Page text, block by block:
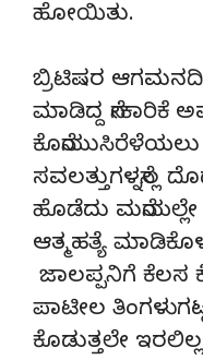
ಹೋಯಿತು.
ಬ್ರಿಟಿಷರ
ಮಾಡಿದ್ದ ನೇಕಾರಿಕೆ
ಕೊನೆಯುಸಿರೆಳೆಯಲು
ಸವಲತ್ತುಗಳನ್ನೆಲ್ಲ
ಹೊಡೆದು ಮನೆಯಲ್ಲೇ
ಆತ್ಮಹತ್ಯೆ
ಜಾಲಪ್ಪನಿಗೆ ಕೆಲಸ
ಪಾಟೀಲ
ಕೊಡುತ್ತಲೇ